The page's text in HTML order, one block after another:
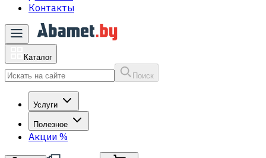
Контакты
Каталог
Поиск
Услуги
Полезное
Акции %